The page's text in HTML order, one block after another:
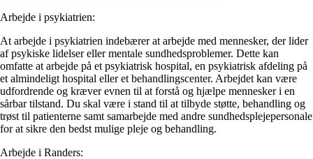
Arbejde i psykiatrien:
At arbejde i psykiatrien indebærer at arbejde med mennesker, der lider
af psykiske lidelser eller mentale sundhedsproblemer. Dette kan
omfatte at arbejde på et psykiatrisk hospital, en psykiatrisk afdeling på
et almindeligt hospital eller et behandlingscenter. Arbejdet kan være
udfordrende og kræver evnen til at forstå og hjælpe mennesker i en
sårbar tilstand. Du skal være i stand til at tilbyde støtte, behandling og
trøst til patienterne samt samarbejde med andre sundhedsplejepersonale
for at sikre den bedst mulige pleje og behandling.
Arbejde i Randers: